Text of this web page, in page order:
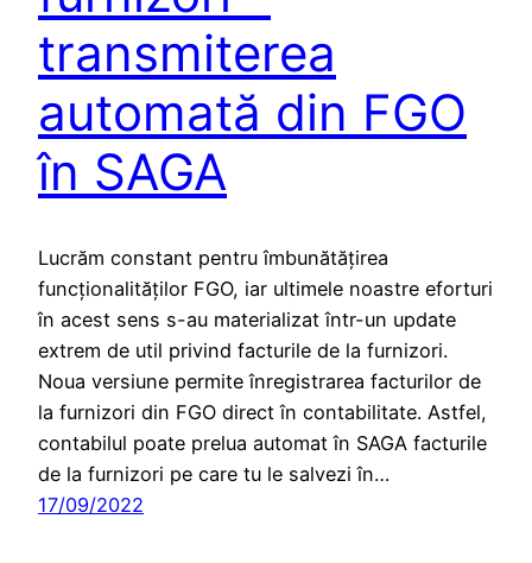
transmiterea
automată din FGO
în SAGA
Lucrăm constant pentru îmbunătățirea
funcționalităților FGO, iar ultimele noastre eforturi
în acest sens s-au materializat într-un update
extrem de util privind facturile de la furnizori.
Noua versiune permite înregistrarea facturilor de
la furnizori din FGO direct în contabilitate. Astfel,
contabilul poate prelua automat în SAGA facturile
de la furnizori pe care tu le salvezi în…
17/09/2022